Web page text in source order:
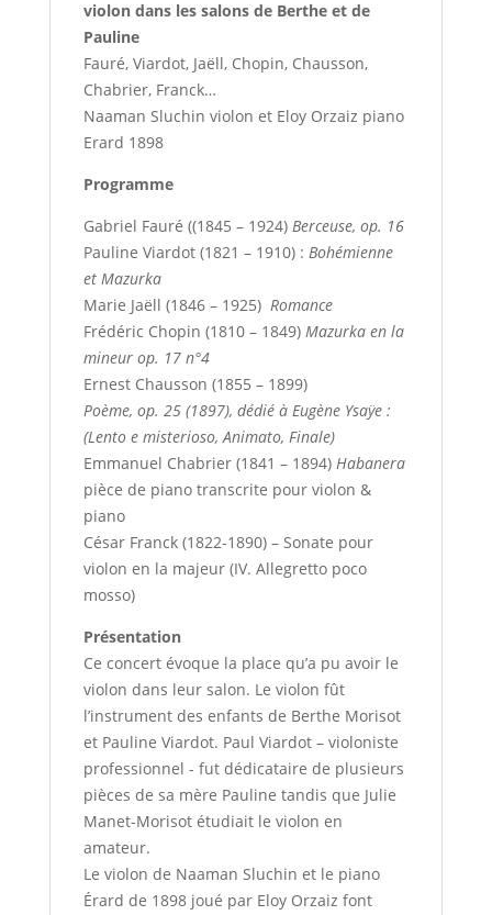
violon dans les salons de Berthe et de
Pauline
Fauré, Viardot, Jaëll, Chopin, Chausson,
Chabrier, Franck…
Naaman Sluchin violon et Eloy Orzaiz piano
Erard 1898
Programme
Gabriel Fauré ((1845 – 1924) Berceuse, op. 16
Pauline Viardot (1821 – 1910) : Bohémienne
et Mazurka
Marie Jaëll (1846 – 1925) Romance
Frédéric Chopin (1810 – 1849) Mazurka en la
mineur op. 17 n°4
Ernest Chausson (1855 – 1899)
Poème, op. 25 (1897), dédié à Eugène Ysaÿe :
(Lento e misterioso, Animato, Finale)
Emmanuel Chabrier (1841 – 1894) Habanera
pièce de piano transcrite pour violon &
piano
César Franck (1822-1890) – Sonate pour
violon en la majeur (IV. Allegretto poco
mosso)
Présentation
Ce concert évoque la place qu’a pu avoir le
violon dans leur salon. Le violon fût
l’instrument des enfants de Berthe Morisot
et Pauline Viardot. Paul Viardot – violoniste
professionnel - fut dédicataire de plusieurs
pièces de sa mère Pauline tandis que Julie
Manet-Morisot étudiait le violon en
amateur.
Le violon de Naaman Sluchin et le piano
Érard de 1898 joué par Eloy Orzaiz font